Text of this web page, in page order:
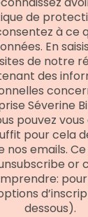
de
à ce
En
de notre
des
Séverine
pouvez
pour cela
nos emails.
or
dessous).